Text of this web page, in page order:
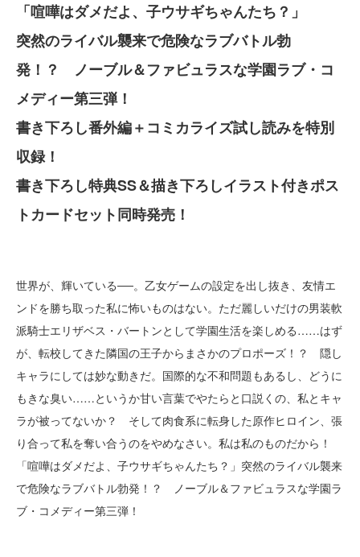
「喧嘩はダメだよ、子ウサギちゃんたち？」
突然のライバル襲来で危険なラブバトル勃
発！？ ノーブル＆ファビュラスな学園ラブ・コ
メディー第三弾！
書き下ろし番外編＋コミカライズ試し読みを特別
収録！
書き下ろし特典SS＆描き下ろしイラスト付きポス
トカードセット同時発売！
世界が、輝いている──。乙女ゲームの設定を出し抜き、友情エ
ンドを勝ち取った私に怖いものはない。ただ麗しいだけの男装軟
派騎士エリザベス・バートンとして学園生活を楽しめる……はず
が、転校してきた隣国の王子からまさかのプロポーズ！？ 隠し
キャラにしては妙な動きだ。国際的な不和問題もあるし、どうに
もきな臭い……というか甘い言葉でやたらと口説くの、私とキャ
ラが被ってないか？ そして肉食系に転身した原作ヒロイン、張
り合って私を奪い合うのをやめなさい。私は私のものだから！
「喧嘩はダメだよ、子ウサギちゃんたち？」突然のライバル襲来
で危険なラブバトル勃発！？ ノーブル＆ファビュラスな学園ラ
ブ・コメディー第三弾！